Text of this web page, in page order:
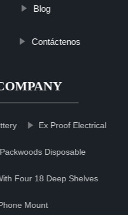
Blog
Contáctenos
Ex Proof Electrical
Packwoods Disposable
Four 18 Deep Shelves
Mount